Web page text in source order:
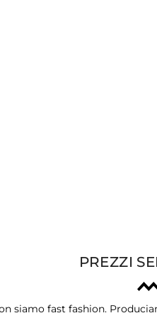
PREZZI
siamo fast fashion.